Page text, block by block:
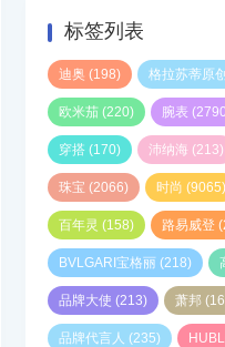
标签列表
迪奥 (198) 格拉苏蒂原
欧米茄 (220) 腕表
穿搭 (170) 沛纳海 (213)
珠宝 (2066) 时尚 (9065)
百年灵 (158) 路易威登
BVLGARI宝格丽 (218)
品牌大使 (213) 萧邦
品牌代言人 (235)